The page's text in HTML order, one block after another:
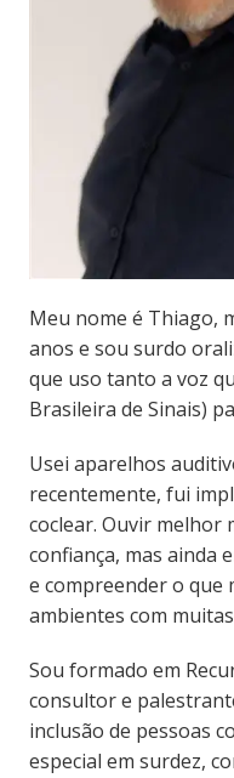
Meu nome é Thiago,
anos e sou surdo
que uso tanto a voz
Brasileira de Sinais)
Usei aparelhos
recentemente, fui
coclear. Ouvir melhor
confiança, mas ainda
e compreender o que
ambientes com
Sou formado em
consultor e
inclusão de pessoas
especial em surdez,